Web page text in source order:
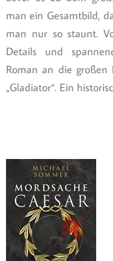
man ein Gesamtbild,
man nur so staunt.
Details und
Roman an die großen
„Gladiator“. Ein